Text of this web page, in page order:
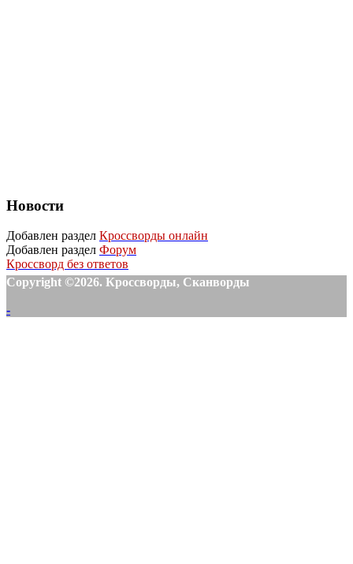
Новости
Добавлен раздел Кроссворды онлайн
Добавлен раздел Форум
Кроссворд без ответов
Copyright ©2026. Кроссворды, Сканворды
-